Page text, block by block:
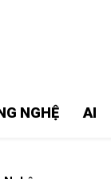
NGHỆ AI